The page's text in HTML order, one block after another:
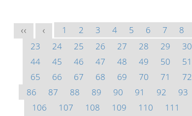
<< < 1 2 3 4 5 6 7 8
23
24 25 26 27 28 29 30
44
45 46 47 48 49 50 51
65
66 67 68 69 70 71 72
86
87 88 89 90 91 92 93
106
107 108 109 110 111